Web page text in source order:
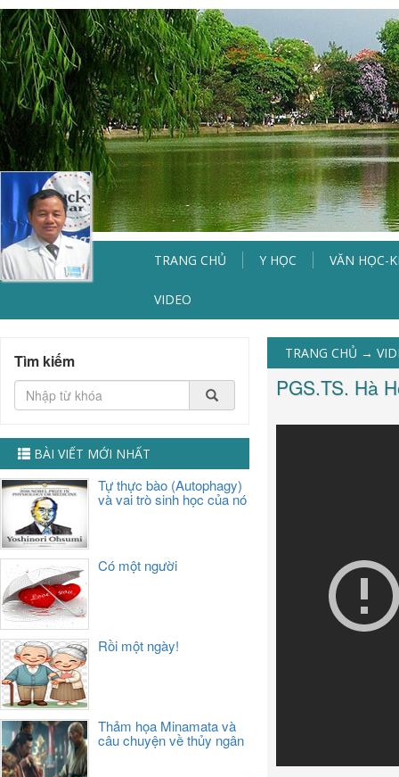
TRANG CHỦ Y HỌC VĂN HỌC-
VIDEO
TRANG CHỦ →
PGS.TS. Hà
Tìm kiếm
BÀI VIẾT MỚI NHẤT
Tự thực bào (Autophagy)
và vai trò sinh học của nó
Có một người
Rồi một ngày!
Thảm họa Minamata và
câu chuyện về thủy ngân